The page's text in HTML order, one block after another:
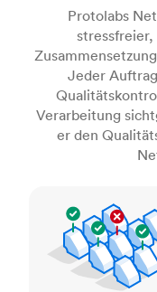
Protolabs
Jeder
Verarbeitung
er den